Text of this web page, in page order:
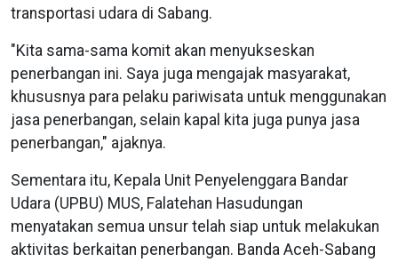
transportasi udara di Sabang.
"Kita sama-sama komit akan menyukseskan
penerbangan ini. Saya juga mengajak masyarakat,
khususnya para pelaku pariwisata untuk menggunakan
jasa penerbangan, selain kapal kita juga punya jasa
penerbangan," ajaknya.
Sementara itu, Kepala Unit Penyelenggara Bandar
Udara (UPBU) MUS, Falatehan Hasudungan
menyatakan semua unsur telah siap untuk melakukan
aktivitas berkaitan penerbangan. Banda Aceh-Sabang